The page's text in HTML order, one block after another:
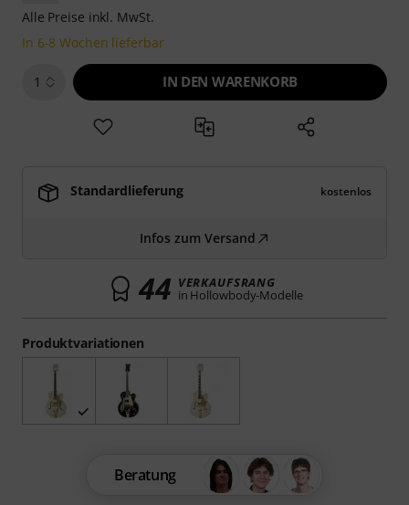
Produktvariationen
Alle Preise inkl. MwSt.
In 6-8 Wochen lieferbar
1 IN DEN WARENKORB
Standardlieferung kostenlos
Infos zum Versand
44 VERKAUFSRANG
in Hollowbody-Modelle
Beratung